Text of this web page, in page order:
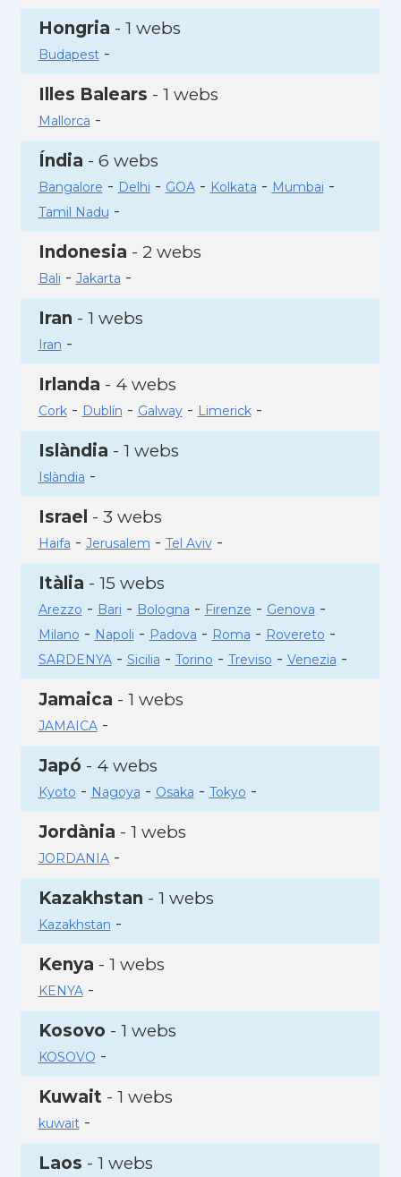
Hongria - 1 webs
Budapest-
Illes Balears - 1 webs
Mallorca -
Índia - 6 webs
Bangalore - Delhi - GOA- Kolkata - Mumbai -
Tamil Nadu -
Indonesia - 2 webs
Bali - Jakarta -
Iran - 1 webs
Iran -
Irlanda - 4 webs
Cork- Dublín - Galway- Limerick-
Islàndia - 1 webs
Islàndia -
Israel - 3 webs
Haifa - Jerusalem - Tel Aviv-
Itàlia - 15 webs
Arezzo - Bari - Bologna - Firenze - Genova -
Milano - Napoli - Padova - Roma - Rovereto -
SARDENYA- Sicilia - Torino - Treviso - Venezia -
Jamaica - 1 webs
JAMAICA-
Japó - 4 webs
Kyoto - Nagoya - Osaka - Tokyo -
Jordània - 1 webs
JORDANIA-
Kazakhstan - 1 webs
Kazakhstan -
Kenya - 1 webs
KENYA-
Kosovo - 1 webs
KOSOVO -
Kuwait - 1 webs
kuwait-
Laos - 1 webs